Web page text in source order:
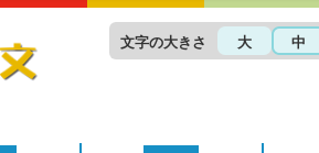
文字の大きさ 大 中